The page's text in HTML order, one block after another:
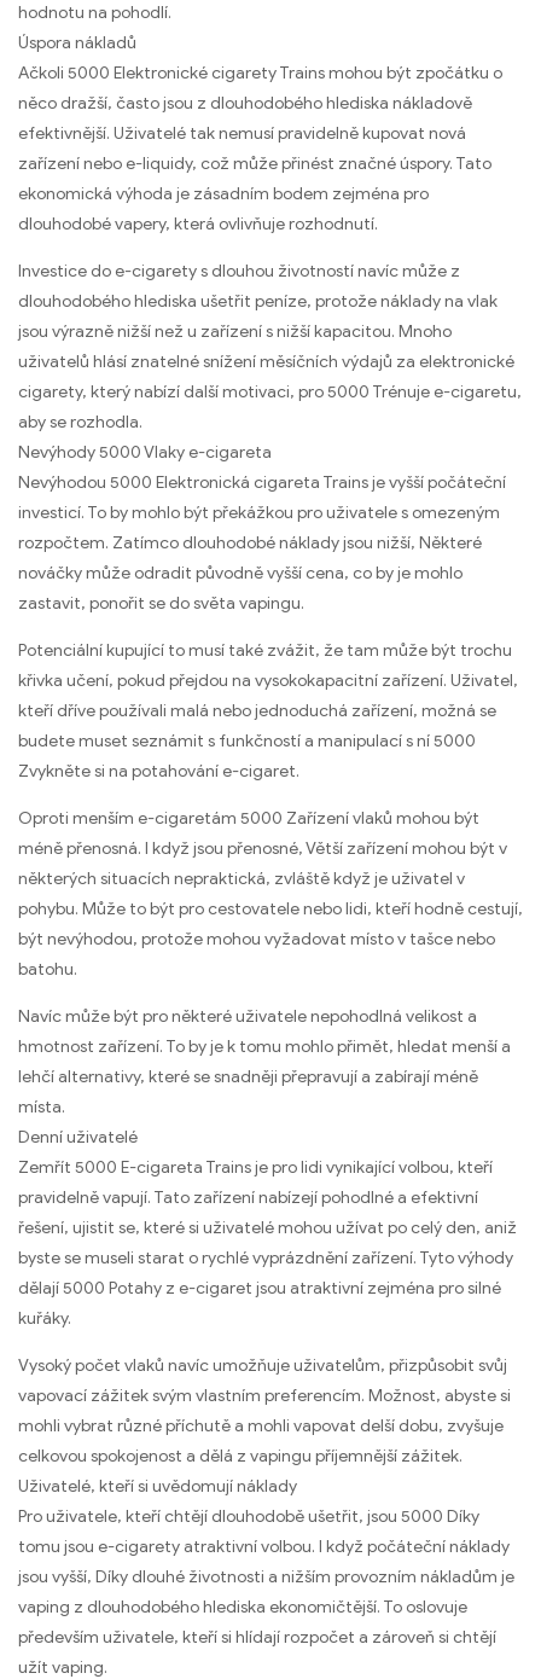
hodnotu na pohodlí.
Úspora nákladů
Ačkoli 5000 Elektronické cigarety Trains mohou být zpočátku o
něco dražší, často jsou z dlouhodobého hlediska nákladově
efektivnější. Uživatelé tak nemusí pravidelně kupovat nová
zařízení nebo e-liquidy, což může přinést značné úspory. Tato
ekonomická výhoda je zásadním bodem zejména pro
dlouhodobé vapery, která ovlivňuje rozhodnutí.
Investice do e-cigarety s dlouhou životností navíc může z
dlouhodobého hlediska ušetřit peníze, protože náklady na vlak
jsou výrazně nižší než u zařízení s nižší kapacitou. Mnoho
uživatelů hlásí znatelné snížení měsíčních výdajů za elektronické
cigarety, který nabízí další motivaci, pro 5000 Trénuje e-cigaretu,
aby se rozhodla.
Nevýhody 5000 Vlaky e-cigareta
Nevýhodou 5000 Elektronická cigareta Trains je vyšší počáteční
investicí. To by mohlo být překážkou pro uživatele s omezeným
rozpočtem. Zatímco dlouhodobé náklady jsou nižší, Některé
nováčky může odradit původně vyšší cena, co by je mohlo
zastavit, ponořit se do světa vapingu.
Potenciální kupující to musí také zvážit, že tam může být trochu
křivka učení, pokud přejdou na vysokokapacitní zařízení. Uživatel,
kteří dříve používali malá nebo jednoduchá zařízení, možná se
budete muset seznámit s funkčností a manipulací s ní 5000
Zvykněte si na potahování e-cigaret.
Oproti menším e-cigaretám 5000 Zařízení vlaků mohou být
méně přenosná. I když jsou přenosné, Větší zařízení mohou být v
některých situacích nepraktická, zvláště když je uživatel v
pohybu. Může to být pro cestovatele nebo lidi, kteří hodně cestují,
být nevýhodou, protože mohou vyžadovat místo v tašce nebo
batohu.
Navíc může být pro některé uživatele nepohodlná velikost a
hmotnost zařízení. To by je k tomu mohlo přimět, hledat menší a
lehčí alternativy, které se snadněji přepravují a zabírají méně
místa.
Denní uživatelé
Zemřít 5000 E-cigareta Trains je pro lidi vynikající volbou, kteří
pravidelně vapují. Tato zařízení nabízejí pohodlné a efektivní
řešení, ujistit se, které si uživatelé mohou užívat po celý den, aniž
byste se museli starat o rychlé vyprázdnění zařízení. Tyto výhody
dělají 5000 Potahy z e-cigaret jsou atraktivní zejména pro silné
kuřáky.
Vysoký počet vlaků navíc umožňuje uživatelům, přizpůsobit svůj
vapovací zážitek svým vlastním preferencím. Možnost, abyste si
mohli vybrat různé příchutě a mohli vapovat delší dobu, zvyšuje
celkovou spokojenost a dělá z vapingu příjemnější zážitek.
Uživatelé, kteří si uvědomují náklady
Pro uživatele, kteří chtějí dlouhodobě ušetřit, jsou 5000 Díky
tomu jsou e-cigarety atraktivní volbou. I když počáteční náklady
jsou vyšší, Díky dlouhé životnosti a nižším provozním nákladům je
vaping z dlouhodobého hlediska ekonomičtější. To oslovuje
především uživatele, kteří si hlídají rozpočet a zároveň si chtějí
užít vaping.